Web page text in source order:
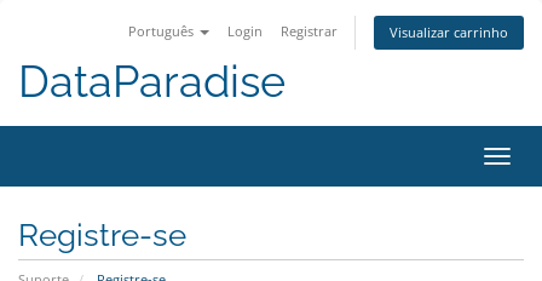
Português Login Registrar Visualizar carrinho
DataParadise
Registre-se